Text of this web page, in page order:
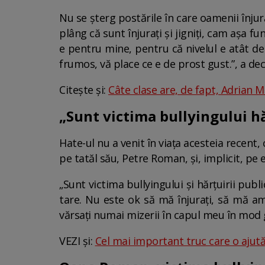
Nu se șterg postările în care oamenii
plâng că sunt înjurați și jigniți, cam așa
e pentru mine, pentru că nivelul e atât
frumos, vă place ce e de prost gust.”, a
Citește și: Câte clase are, de fapt, Adrian
„Sunt victima bullyingului
Hate-ul nu a venit în viața acesteia
pe tatăl său, Petre Roman, și, implicit, pe
„Sunt victima bullyingului și hărțuirii
tare. Nu este ok să mă înjurați, să mă
vărsați numai mizerii în capul meu în
VEZI și: Cel mai important truc care o